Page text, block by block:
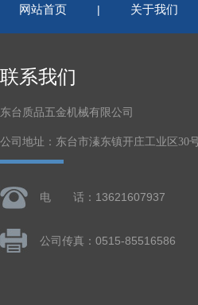
网站首页 | 关于我们
联系我们
东台质品五金机械有限公司
公司地址：东台市溱东镇开庄工业区30
电 话：13621607937
公司传真：0515-85516586